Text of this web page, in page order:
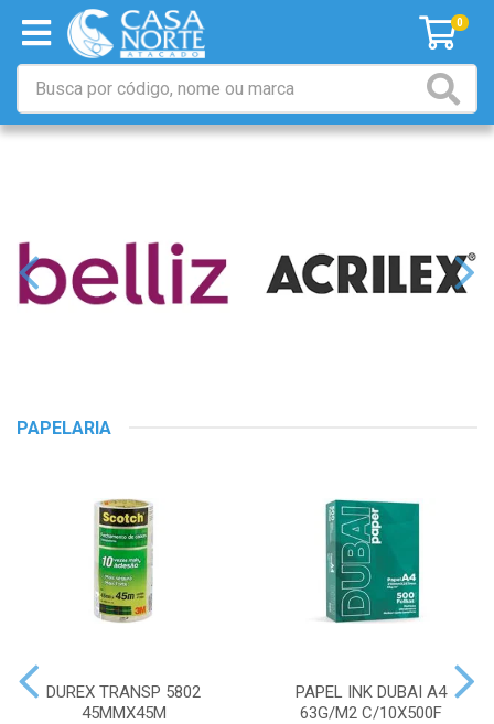
0
PAPELARIA
DUREX TRANSP 5802
45MMX45M
PAPEL INK DUBAI A4
63G/M2 C/10X500F